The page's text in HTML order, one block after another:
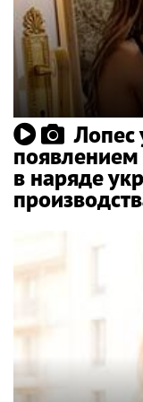
Лопес
в наряде